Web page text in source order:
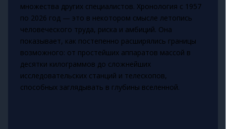
множества других специалистов. Хронология с 1957
по 2026 год — это в некотором смысле летопись
человеческого труда, риска и амбиций. Она
показывает, как постепенно расширялись границы
возможного: от простейших аппаратов массой в
десятки килограммов до сложнейших
исследовательских станций и телескопов,
способных заглядывать в глубины вселенной.